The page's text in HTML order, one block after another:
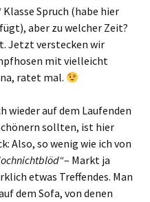
Klasse Spruch (habe hier
aber zu welcher Zeit?
Jetzt verstecken wir
mit vielleicht
ratet mal.
wieder auf dem Laufenden
sollten, ist hier
Also, so wenig wie ich von
– Markt ja
etwas Treffendes. Man
dem Sofa, von denen